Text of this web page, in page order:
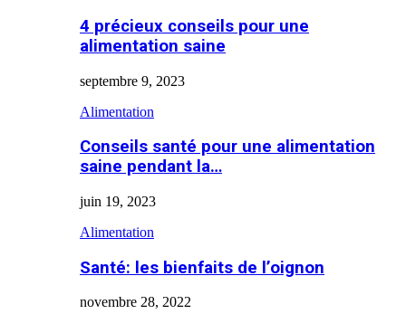
4 précieux conseils pour une
alimentation saine
septembre 9, 2023
Alimentation
Conseils santé pour une alimentation
saine pendant la…
juin 19, 2023
Alimentation
Santé: les bienfaits de l’oignon
novembre 28, 2022